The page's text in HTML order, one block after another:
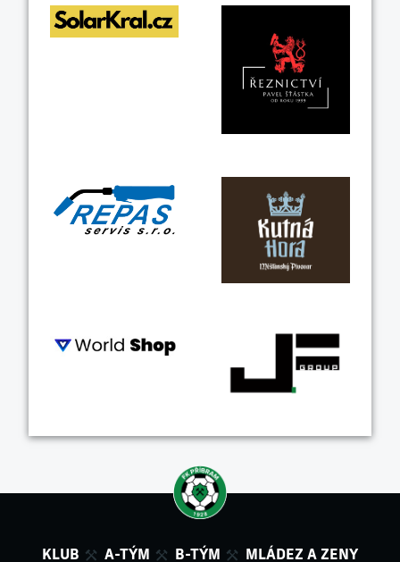
KLUB A-TÝM B-TÝM MLÁDEZ A ZENY